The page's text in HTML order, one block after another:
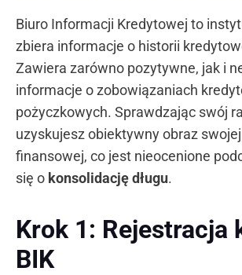
Biuro Informacji Kredytowej to
zbiera informacje o historii
Zawiera zarówno pozytywne, jak i
informacje o zobowiązaniach
pożyczkowych. Sprawdzając swój
uzyskujesz obiektywny obraz
finansowej, co jest nieocenione
się o konsolidację długu.
Krok 1: Rejestracja
BIK